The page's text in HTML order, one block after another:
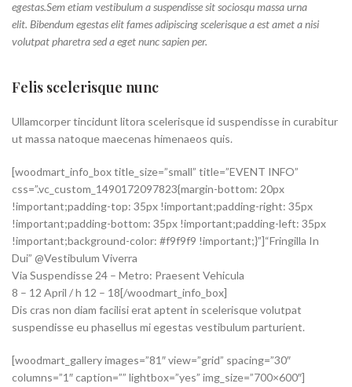
egestas.Sem etiam vestibulum a suspendisse sit sociosqu massa urna
elit. Bibendum egestas elit fames adipiscing scelerisque a est amet a nisi
volutpat pharetra sed a eget nunc sapien per.
Felis scelerisque nunc
Ullamcorper tincidunt litora scelerisque id suspendisse in curabitur
ut massa natoque maecenas himenaeos quis.
[woodmart_info_box title_size=”small” title=”EVENT INFO”
css=”.vc_custom_1490172097823{margin-bottom: 20px
!important;padding-top: 35px !important;padding-right: 35px
!important;padding-bottom: 35px !important;padding-left: 35px
!important;background-color: #f9f9f9 !important;}”]“Fringilla In
Dui” @Vestibulum Viverra
Via Suspendisse 24 – Metro: Praesent Vehicula
8 – 12 April / h 12 – 18[/woodmart_info_box]
Dis cras non diam facilisi erat aptent in scelerisque volutpat
suspendisse eu phasellus mi egestas vestibulum parturient.
[woodmart_gallery images=”81″ view=”grid” spacing=”30″
columns=”1″ caption=”” lightbox=”yes” img_size=”700×600″]